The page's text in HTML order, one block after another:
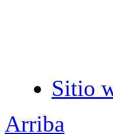
Sitio
Arriba